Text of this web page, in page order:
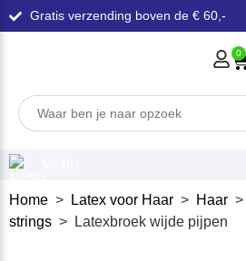
Gratis verzending boven de € 60,-
0
Home > Latex voor Haar > Haar >
strings > Latexbroek wijde pijpen